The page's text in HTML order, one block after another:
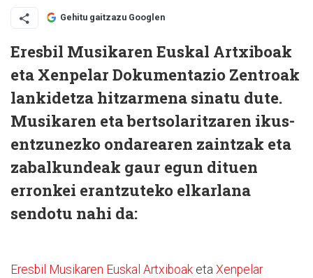
Gehitu gaitzazu Googlen
Eresbil Musikaren Euskal Artxiboak
eta Xenpelar Dokumentazio Zentroak
lankidetza hitzarmena sinatu dute.
Musikaren eta bertsolaritzaren ikus-
entzunezko ondarearen zaintzak eta
zabalkundeak gaur egun dituen
erronkei erantzuteko elkarlana
sendotu nahi da:
Eresbil Musikaren Euskal Artxiboak eta Xenpelar